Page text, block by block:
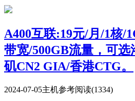
A400互联:19元/月/1核/
带宽/500GB流量，可选
矶CN2 GIA/香港CTG。
2024-07-05主机参考阅读(1334)